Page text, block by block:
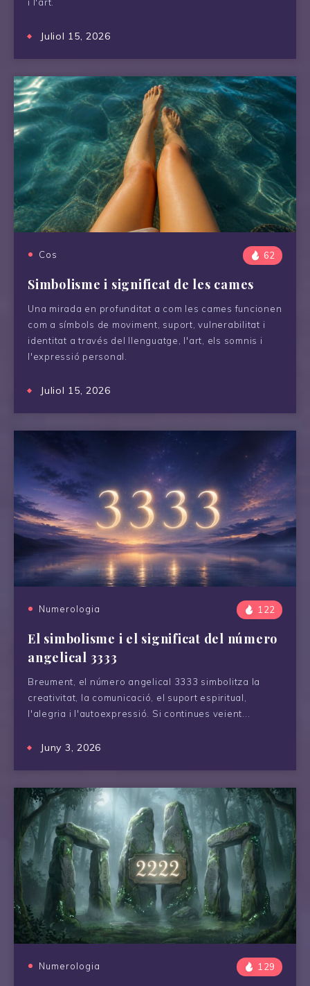
Juliol 15, 2026
Cos 62
Simbolisme i significat de les cames
Una mirada en profunditat a com les cames funcionen
com a símbols de moviment, suport, vulnerabilitat i
identitat a través del llenguatge, l'art, els somnis i
l'expressió personal.
Juliol 15, 2026
Numerologia 122
El simbolisme i el significat del número
angelical 3333
Breument, el número angelical 3333 simbolitza la
creativitat, la comunicació, el suport espiritual,
l'alegria i l'autoexpressió. Si continues veient...
Juny 3, 2026
Numerologia 129